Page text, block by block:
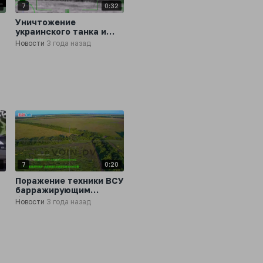
7 0:32
Уничтожение
украинского танка и
БМП с борта ударного
вертолета Ка-52
Новости 3 года назад
7 0:20
Поражение техники ВСУ
барражирующим
боеприпасом «Ланцет»
Новости 3 года назад